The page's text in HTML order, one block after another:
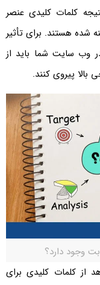
کلمات کلیدی عنصر
شده هستند. برای تأثیر
سایت شما باید از
پیروی کنند.
وجود دارد؟
از کلمات کلیدی برای